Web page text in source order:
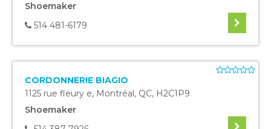
Shoemaker
514 481-6179
CORDONNERIE BIAGIO
1125 rue fleury e, Montréal, QC, H2C1P9
Shoemaker